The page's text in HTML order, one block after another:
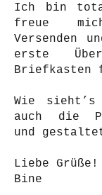
Ich bin
freue
Versenden
erste
Briefkasten
Wie
auch die
und
Liebe Grüße!
Bine